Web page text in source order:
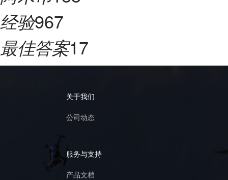
经验967
最佳答案17
关于我们
公司动态
服务与支持
产品文档